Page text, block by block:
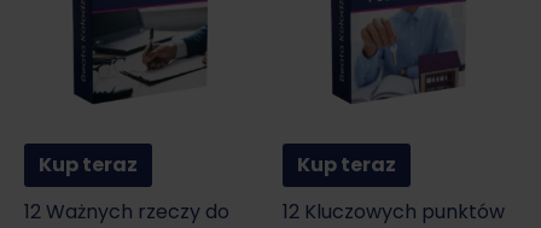
Kup teraz
12 Ważnych rzeczy do
Kup teraz
12 Kluczowych punktów